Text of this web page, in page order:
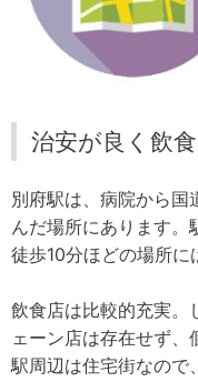
治安が良く飲
別府駅は、病院から国
んだ場所にあります。
徒歩10分ほどの場所に
飲食店は比較的充実。
ェーン店は存在せず、
駅周辺は住宅街なので